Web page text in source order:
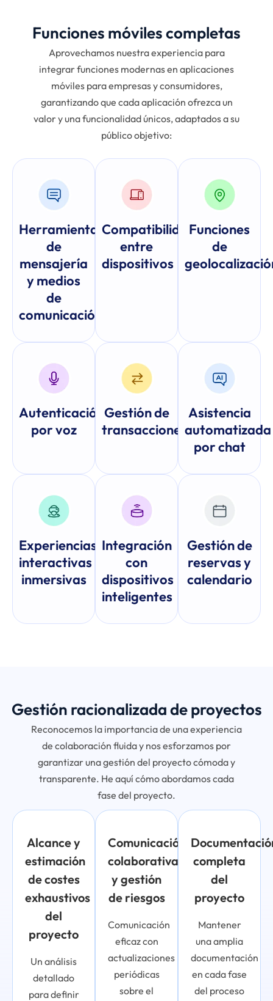
Funciones móviles completas
Aprovechamos nuestra experiencia para
integrar funciones modernas en aplicaciones
móviles para empresas y consumidores,
garantizando que cada aplicación ofrezca un
valor y una funcionalidad únicos, adaptados a su
público objetivo:
Herramientas
de
mensajería
y medios
de
comunicación
Compatibilidad
entre
dispositivos
Funciones
de
Autenticación
por voz
Gestión de
transacciones
Asistencia
automatizada
por chat
Experiencias
interactivas
inmersivas
Integración
con
dispositivos
inteligentes
Gestión de
reservas y
calendario
Gestión racionalizada de proyectos
Reconocemos la importancia de una experiencia
de colaboración fluida y nos esforzamos por
garantizar una gestión del proyecto cómoda y
transparente. He aquí cómo abordamos cada
fase del proyecto.
Alcance y
estimación
de costes
exhaustivos
del
proyecto
Un análisis
detallado
para definir
Comunicación
colaborativa
y gestión
de riesgos
Comunicación
eficaz con
actualizaciones
periódicas
sobre el
completa
del
proyecto
Mantener
una amplia
documentación
en cada fase
del proceso